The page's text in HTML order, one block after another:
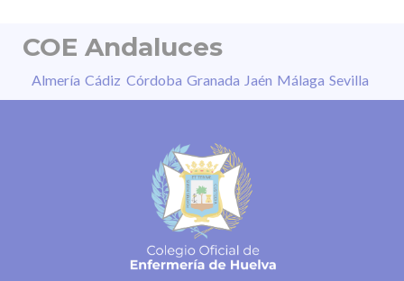
COE Andaluces
Almería Cádiz Córdoba Granada Jaén Málaga Sevilla